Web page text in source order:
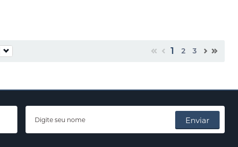
1 2 3
Enviar